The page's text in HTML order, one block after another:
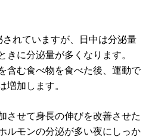
れていますが、日中は分泌量
きに分泌量が多くなります。
含む食べ物を食べた後、運動で
増加します。
させて身長の伸びを改善させた
ルモンの分泌が多い夜にしっか